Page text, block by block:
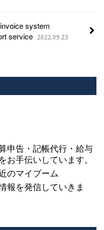
system
service 2022.09.23
申告・記帳代行・給与
お手伝いしています。
のマイブーム
報を発信していきま